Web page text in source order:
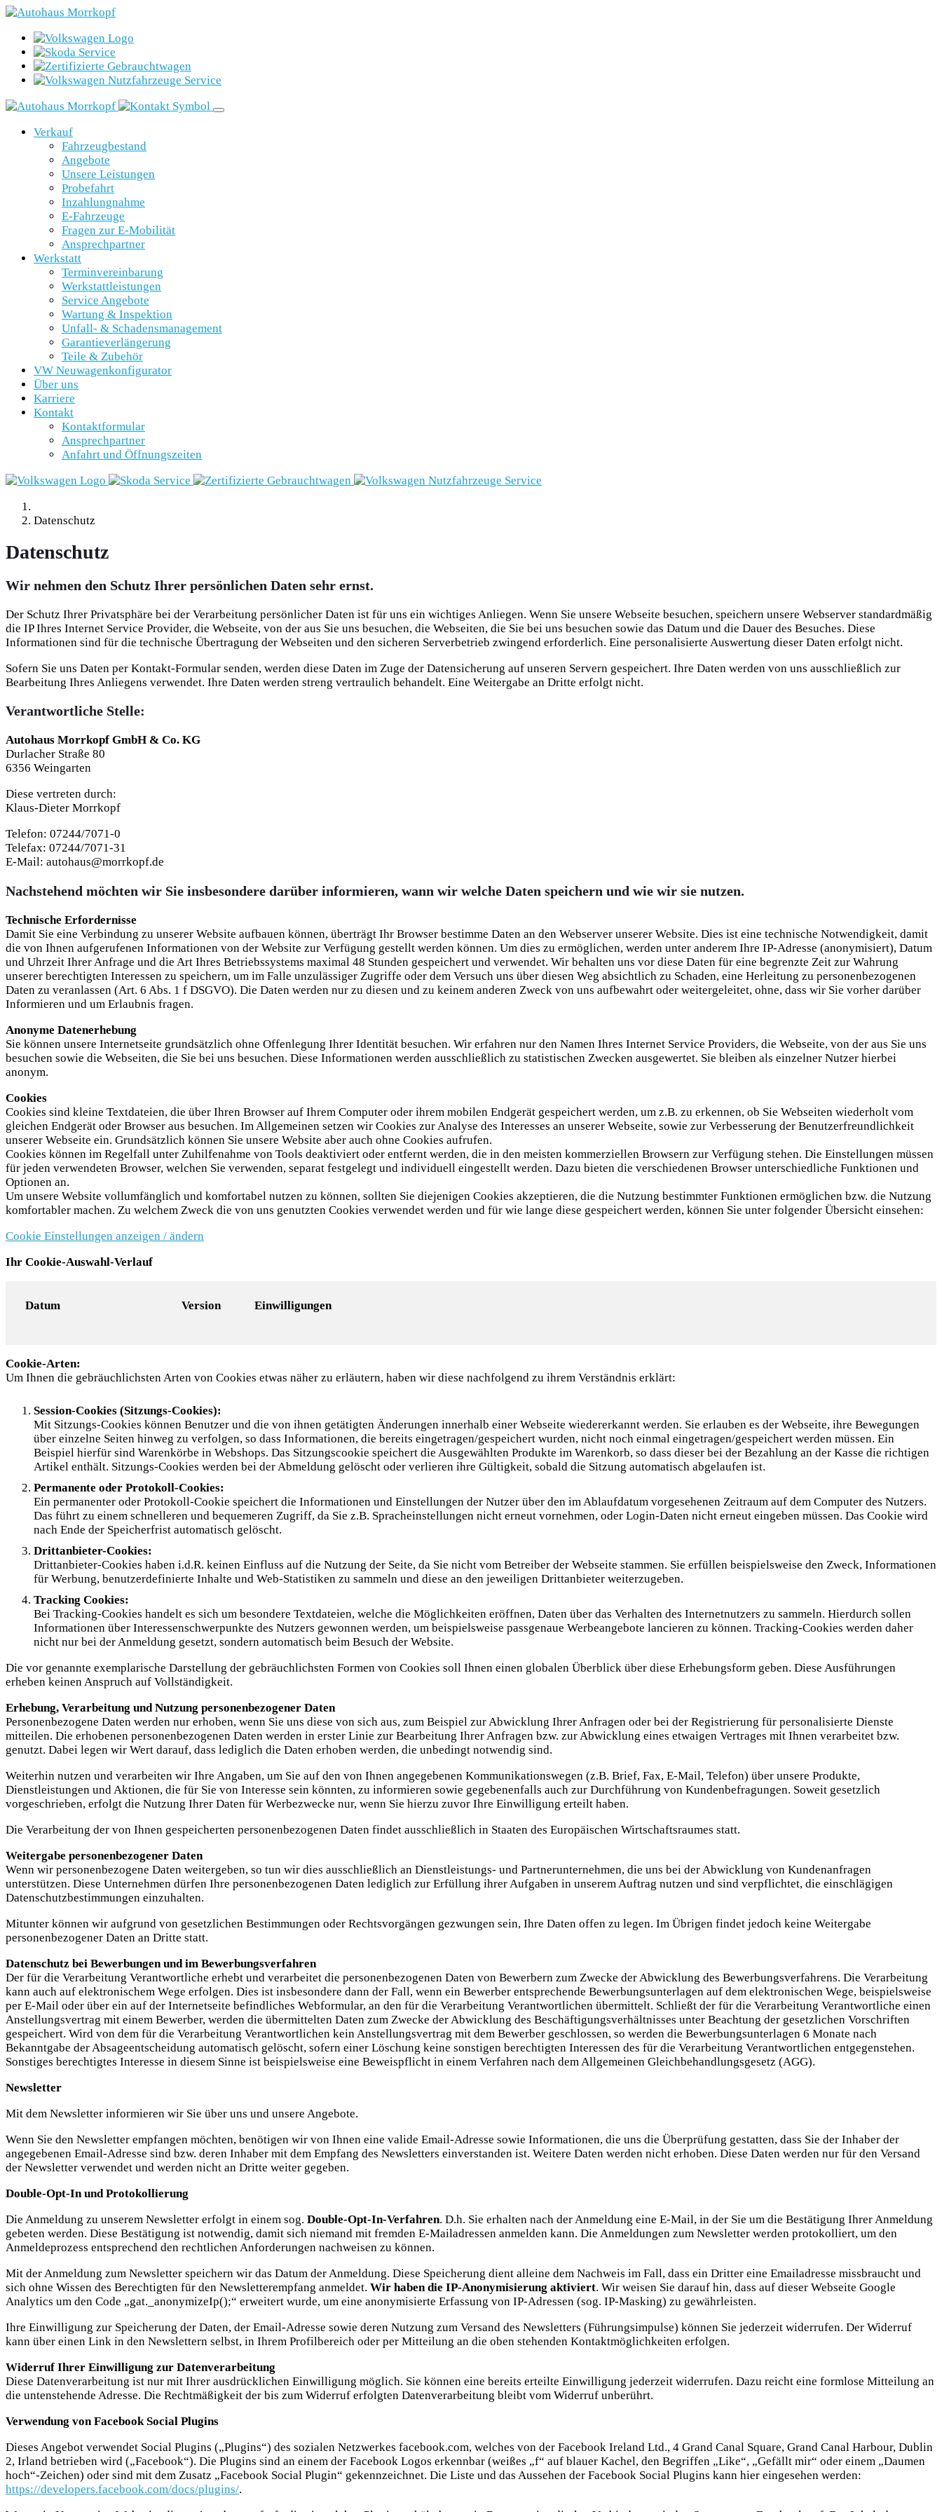
Verkauf
Fahrzeugbestand
Angebote
Unsere Leistungen
Probefahrt
Inzahlungnahme
E-Fahrzeuge
Fragen zur E-Mobilität
Ansprechpartner
Werkstatt
Terminvereinbarung
Werkstattleistungen
Service Angebote
Wartung & Inspektion
Unfall- & Schadensmanagement
Garantieverlängerung
Teile & Zubehör
VW Neuwagenkonfigurator
Über uns
Karriere
Kontakt
Kontaktformular
Ansprechpartner
Anfahrt und Öffnungszeiten
Datenschutz
Datenschutz
Wir nehmen den Schutz Ihrer persönlichen Daten sehr ernst.
Der Schutz Ihrer Privatsphäre bei der Verarbeitung persönlicher Daten ist für uns ein wichtiges Anliegen. Wenn Sie unsere Webseite besuchen, speichern unsere Webserver standardmäßig
die IP Ihres Internet Service Provider, die Webseite, von der aus Sie uns besuchen, die Webseiten, die Sie bei uns besuchen sowie das Datum und die Dauer des Besuches. Diese
Informationen sind für die technische Übertragung der Webseiten und den sicheren Serverbetrieb zwingend erforderlich. Eine personalisierte Auswertung dieser Daten erfolgt nicht.
Sofern Sie uns Daten per Kontakt-Formular senden, werden diese Daten im Zuge der Datensicherung auf unseren Servern gespeichert. Ihre Daten werden von uns ausschließlich zur
Bearbeitung Ihres Anliegens verwendet. Ihre Daten werden streng vertraulich behandelt. Eine Weitergabe an Dritte erfolgt nicht.
Verantwortliche Stelle:
Autohaus Morrkopf GmbH & Co. KG
Durlacher Straße 80
6356 Weingarten
Diese vertreten durch:
Klaus-Dieter Morrkopf
Telefon: 07244/7071-0
Telefax: 07244/7071-31
E-Mail: autohaus@morrkopf.de
Nachstehend möchten wir Sie insbesondere darüber informieren, wann wir welche Daten speichern und wie wir sie nutzen.
Technische Erfordernisse
Damit Sie eine Verbindung zu unserer Website aufbauen können, überträgt Ihr Browser bestimme Daten an den Webserver unserer Website. Dies ist eine technische Notwendigkeit, damit
die von Ihnen aufgerufenen Informationen von der Website zur Verfügung gestellt werden können. Um dies zu ermöglichen, werden unter anderem Ihre IP-Adresse (anonymisiert), Datum
und Uhrzeit Ihrer Anfrage und die Art Ihres Betriebssystems maximal 48 Stunden gespeichert und verwendet. Wir behalten uns vor diese Daten für eine begrenzte Zeit zur Wahrung
unserer berechtigten Interessen zu speichern, um im Falle unzulässiger Zugriffe oder dem Versuch uns über diesen Weg absichtlich zu Schaden, eine Herleitung zu personenbezogenen
Daten zu veranlassen (Art. 6 Abs. 1 f DSGVO). Die Daten werden nur zu diesen und zu keinem anderen Zweck von uns aufbewahrt oder weitergeleitet, ohne, dass wir Sie vorher darüber
Informieren und um Erlaubnis fragen.
Anonyme Datenerhebung
Sie können unsere Internetseite grundsätzlich ohne Offenlegung Ihrer Identität besuchen. Wir erfahren nur den Namen Ihres Internet Service Providers, die Webseite, von der aus Sie uns
besuchen sowie die Webseiten, die Sie bei uns besuchen. Diese Informationen werden ausschließlich zu statistischen Zwecken ausgewertet. Sie bleiben als einzelner Nutzer hierbei
anonym.
Cookies
Cookies sind kleine Textdateien, die über Ihren Browser auf Ihrem Computer oder ihrem mobilen Endgerät gespeichert werden, um z.B. zu erkennen, ob Sie Webseiten wiederholt vom
gleichen Endgerät oder Browser aus besuchen. Im Allgemeinen setzen wir Cookies zur Analyse des Interesses an unserer Webseite, sowie zur Verbesserung der Benutzerfreundlichkeit
unserer Webseite ein. Grundsätzlich können Sie unsere Website aber auch ohne Cookies aufrufen.
Cookies können im Regelfall unter Zuhilfenahme von Tools deaktiviert oder entfernt werden, die in den meisten kommerziellen Browsern zur Verfügung stehen. Die Einstellungen müssen
für jeden verwendeten Browser, welchen Sie verwenden, separat festgelegt und individuell eingestellt werden. Dazu bieten die verschiedenen Browser unterschiedliche Funktionen und
Optionen an.
Um unsere Website vollumfänglich und komfortabel nutzen zu können, sollten Sie diejenigen Cookies akzeptieren, die die Nutzung bestimmter Funktionen ermöglichen bzw. die Nutzung
komfortabler machen. Zu welchem Zweck die von uns genutzten Cookies verwendet werden und für wie lange diese gespeichert werden, können Sie unter folgender Übersicht einsehen:
Cookie Einstellungen anzeigen / ändern
Ihr Cookie-Auswahl-Verlauf
Datum Version Einwilligungen
Cookie-Arten:
Um Ihnen die gebräuchlichsten Arten von Cookies etwas näher zu erläutern, haben wir diese nachfolgend zu ihrem Verständnis erklärt:
Session-Cookies (Sitzungs-Cookies):
Mit Sitzungs-Cookies können Benutzer und die von ihnen getätigten Änderungen innerhalb einer Webseite wiedererkannt werden. Sie erlauben es der Webseite, ihre Bewegungen
über einzelne Seiten hinweg zu verfolgen, so dass Informationen, die bereits eingetragen/gespeichert wurden, nicht noch einmal eingetragen/gespeichert werden müssen. Ein
Beispiel hierfür sind Warenkörbe in Webshops. Das Sitzungscookie speichert die Ausgewählten Produkte im Warenkorb, so dass dieser bei der Bezahlung an der Kasse die richtigen
Artikel enthält. Sitzungs-Cookies werden bei der Abmeldung gelöscht oder verlieren ihre Gültigkeit, sobald die Sitzung automatisch abgelaufen ist.
Permanente oder Protokoll-Cookies:
Ein permanenter oder Protokoll-Cookie speichert die Informationen und Einstellungen der Nutzer über den im Ablaufdatum vorgesehenen Zeitraum auf dem Computer des Nutzers.
Das führt zu einem schnelleren und bequemeren Zugriff, da Sie z.B. Spracheinstellungen nicht erneut vornehmen, oder Login-Daten nicht erneut eingeben müssen. Das Cookie wird
nach Ende der Speicherfrist automatisch gelöscht.
Drittanbieter-Cookies:
Drittanbieter-Cookies haben i.d.R. keinen Einfluss auf die Nutzung der Seite, da Sie nicht vom Betreiber der Webseite stammen. Sie erfüllen beispielsweise den Zweck, Informationen
für Werbung, benutzerdefinierte Inhalte und Web-Statistiken zu sammeln und diese an den jeweiligen Drittanbieter weiterzugeben.
Tracking Cookies:
Bei Tracking-Cookies handelt es sich um besondere Textdateien, welche die Möglichkeiten eröffnen, Daten über das Verhalten des Internetnutzers zu sammeln. Hierdurch sollen
Informationen über Interessenschwerpunkte des Nutzers gewonnen werden, um beispielsweise passgenaue Werbeangebote lancieren zu können. Tracking-Cookies werden daher
nicht nur bei der Anmeldung gesetzt, sondern automatisch beim Besuch der Website.
Die vor genannte exemplarische Darstellung der gebräuchlichsten Formen von Cookies soll Ihnen einen globalen Überblick über diese Erhebungsform geben. Diese Ausführungen
erheben keinen Anspruch auf Vollständigkeit.
Erhebung, Verarbeitung und Nutzung personenbezogener Daten
Personenbezogene Daten werden nur erhoben, wenn Sie uns diese von sich aus, zum Beispiel zur Abwicklung Ihrer Anfragen oder bei der Registrierung für personalisierte Dienste
mitteilen. Die erhobenen personenbezogenen Daten werden in erster Linie zur Bearbeitung Ihrer Anfragen bzw. zur Abwicklung eines etwaigen Vertrages mit Ihnen verarbeitet bzw.
genutzt. Dabei legen wir Wert darauf, dass lediglich die Daten erhoben werden, die unbedingt notwendig sind.
Weiterhin nutzen und verarbeiten wir Ihre Angaben, um Sie auf den von Ihnen angegebenen Kommunikationswegen (z.B. Brief, Fax, E-Mail, Telefon) über unsere Produkte,
Dienstleistungen und Aktionen, die für Sie von Interesse sein könnten, zu informieren sowie gegebenenfalls auch zur Durchführung von Kundenbefragungen. Soweit gesetzlich
vorgeschrieben, erfolgt die Nutzung Ihrer Daten für Werbezwecke nur, wenn Sie hierzu zuvor Ihre Einwilligung erteilt haben.
Die Verarbeitung der von Ihnen gespeicherten personenbezogenen Daten findet ausschließlich in Staaten des Europäischen Wirtschaftsraumes statt.
Weitergabe personenbezogener Daten
Wenn wir personenbezogene Daten weitergeben, so tun wir dies ausschließlich an Dienstleistungs- und Partnerunternehmen, die uns bei der Abwicklung von Kundenanfragen
unterstützen. Diese Unternehmen dürfen Ihre personenbezogenen Daten lediglich zur Erfüllung ihrer Aufgaben in unserem Auftrag nutzen und sind verpflichtet, die einschlägigen
Datenschutzbestimmungen einzuhalten.
Mitunter können wir aufgrund von gesetzlichen Bestimmungen oder Rechtsvorgängen gezwungen sein, Ihre Daten offen zu legen. Im Übrigen findet jedoch keine Weitergabe
personenbezogener Daten an Dritte statt.
Datenschutz bei Bewerbungen und im Bewerbungsverfahren
Der für die Verarbeitung Verantwortliche erhebt und verarbeitet die personenbezogenen Daten von Bewerbern zum Zwecke der Abwicklung des Bewerbungsverfahrens. Die Verarbeitung
kann auch auf elektronischem Wege erfolgen. Dies ist insbesondere dann der Fall, wenn ein Bewerber entsprechende Bewerbungsunterlagen auf dem elektronischen Wege, beispielsweise
per E-Mail oder über ein auf der Internetseite befindliches Webformular, an den für die Verarbeitung Verantwortlichen übermittelt. Schließt der für die Verarbeitung Verantwortliche einen
Anstellungsvertrag mit einem Bewerber, werden die übermittelten Daten zum Zwecke der Abwicklung des Beschäftigungsverhältnisses unter Beachtung der gesetzlichen Vorschriften
gespeichert. Wird von dem für die Verarbeitung Verantwortlichen kein Anstellungsvertrag mit dem Bewerber geschlossen, so werden die Bewerbungsunterlagen 6 Monate nach
Bekanntgabe der Absageentscheidung automatisch gelöscht, sofern einer Löschung keine sonstigen berechtigten Interessen des für die Verarbeitung Verantwortlichen entgegenstehen.
Sonstiges berechtigtes Interesse in diesem Sinne ist beispielsweise eine Beweispflicht in einem Verfahren nach dem Allgemeinen Gleichbehandlungsgesetz (AGG).
Newsletter
Mit dem Newsletter informieren wir Sie über uns und unsere Angebote.
Wenn Sie den Newsletter empfangen möchten, benötigen wir von Ihnen eine valide Email-Adresse sowie Informationen, die uns die Überprüfung gestatten, dass Sie der Inhaber der
angegebenen Email-Adresse sind bzw. deren Inhaber mit dem Empfang des Newsletters einverstanden ist. Weitere Daten werden nicht erhoben. Diese Daten werden nur für den Versand
der Newsletter verwendet und werden nicht an Dritte weiter gegeben.
Double-Opt-In und Protokollierung
Die Anmeldung zu unserem Newsletter erfolgt in einem sog. Double-Opt-In-Verfahren. D.h. Sie erhalten nach der Anmeldung eine E-Mail, in der Sie um die Bestätigung Ihrer Anmeldung
gebeten werden. Diese Bestätigung ist notwendig, damit sich niemand mit fremden E-Mailadressen anmelden kann. Die Anmeldungen zum Newsletter werden protokolliert, um den
Anmeldeprozess entsprechend den rechtlichen Anforderungen nachweisen zu können.
Mit der Anmeldung zum Newsletter speichern wir das Datum der Anmeldung. Diese Speicherung dient alleine dem Nachweis im Fall, dass ein Dritter eine Emailadresse missbraucht und
sich ohne Wissen des Berechtigten für den Newsletterempfang anmeldet. Wir haben die IP-Anonymisierung aktiviert. Wir weisen Sie darauf hin, dass auf dieser Webseite Google
Analytics um den Code „gat._anonymizeIp();“ erweitert wurde, um eine anonymisierte Erfassung von IP-Adressen (sog. IP-Masking) zu gewährleisten.
Ihre Einwilligung zur Speicherung der Daten, der Email-Adresse sowie deren Nutzung zum Versand des Newsletters (Führungsimpulse) können Sie jederzeit widerrufen. Der Widerruf
kann über einen Link in den Newslettern selbst, in Ihrem Profilbereich oder per Mitteilung an die oben stehenden Kontaktmöglichkeiten erfolgen.
Widerruf Ihrer Einwilligung zur Datenverarbeitung
Diese Datenverarbeitung ist nur mit Ihrer ausdrücklichen Einwilligung möglich. Sie können eine bereits erteilte Einwilligung jederzeit widerrufen. Dazu reicht eine formlose Mitteilung an
die untenstehende Adresse. Die Rechtmäßigkeit der bis zum Widerruf erfolgten Datenverarbeitung bleibt vom Widerruf unberührt.
Verwendung von Facebook Social Plugins
Dieses Angebot verwendet Social Plugins („Plugins“) des sozialen Netzwerkes facebook.com, welches von der Facebook Ireland Ltd., 4 Grand Canal Square, Grand Canal Harbour, Dublin
2, Irland betrieben wird („Facebook“). Die Plugins sind an einem der Facebook Logos erkennbar (weißes „f“ auf blauer Kachel, den Begriffen „Like“, „Gefällt mir“ oder einem „Daumen
hoch“-Zeichen) oder sind mit dem Zusatz „Facebook Social Plugin“ gekennzeichnet. Die Liste und das Aussehen der Facebook Social Plugins kann hier eingesehen werden:
https://developers.facebook.com/docs/plugins/.